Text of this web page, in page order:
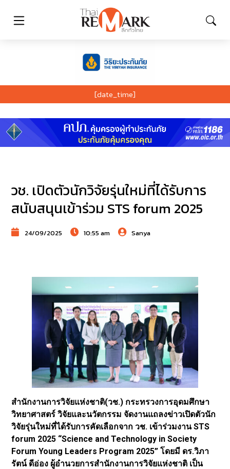
[date_time]
วช. เปิดตัวนักวิจัยรุ่นใหม่ที่ได้รับการ
สนับสนุนเข้าร่วม STS forum 2025
24/09/2025 10:55 am Sanya
สำนักงานการวิจัยแห่งชาติ(วช.) กระทรวงการอุดมศึกษา
วิทยาศาสตร์ วิจัยและนวัตกรรม จัดงานแถลงข่าวเปิดตัวนัก
วิจัยรุ่นใหม่ที่ได้รับการคัดเลือกจาก วช. เข้าร่วมงาน STS
forum 2025 “Science and Technology in Society
Forum Young Leaders Program 2025” โดยมี ดร.วิภา
รัตน์ ดีอ่อง ผู้อำนวยการสำนักงานการวิจัยแห่งชาติ เป็น